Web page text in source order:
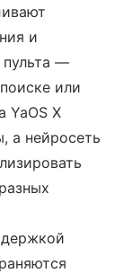
и
пульта —
или
YaOS X
а нейросеть